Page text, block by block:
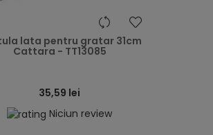
heart
lata pentru gratar 31cm
Cattara - TT13085
35,59 lei
Niciun review